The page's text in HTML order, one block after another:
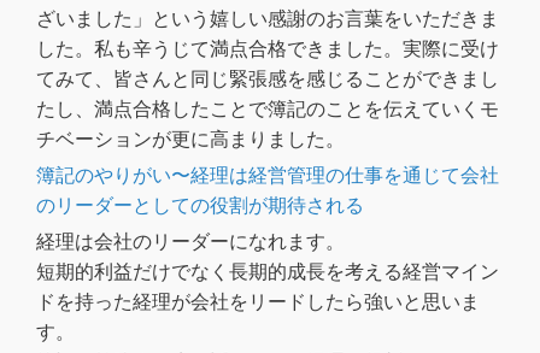
ざいました」という嬉しい感謝のお言葉をいただきま
した。私も辛うじて満点合格できました。実際に受け
てみて、皆さんと同じ緊張感を感じることができまし
たし、満点合格したことで簿記のことを伝えていくモ
チベーションが更に高まりました。
簿記のやりがい〜経理は経営管理の仕事を通じて会社
のリーダーとしての役割が期待される
経理は会社のリーダーになれます。
短期的利益だけでなく長期的成長を考える経営マイン
ドを持った経理が会社をリードしたら強いと思いま
す。